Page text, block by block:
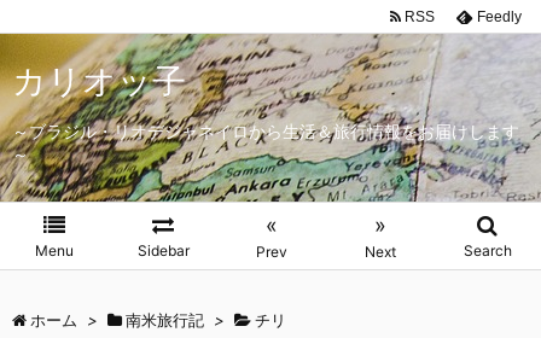
カリオッ子
～ブラジル・リオデジャネイロから生活＆旅行情報をお届けします
～
Menu Sidebar
«
Prev
»
Next Search
RSS Feedly
ホーム > 南米旅行記 > チリ